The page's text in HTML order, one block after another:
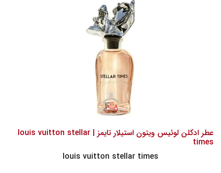
عطر ادکلن لوئیس ویتون استیلار تایمز | louis vuitton stellar
times
louis vuitton stellar times